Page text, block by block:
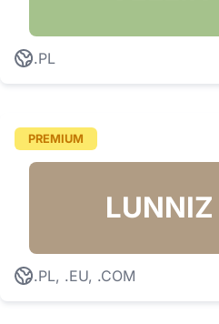
.PL
PREMIUM
LUNNIZ
.PL, .EU, .COM